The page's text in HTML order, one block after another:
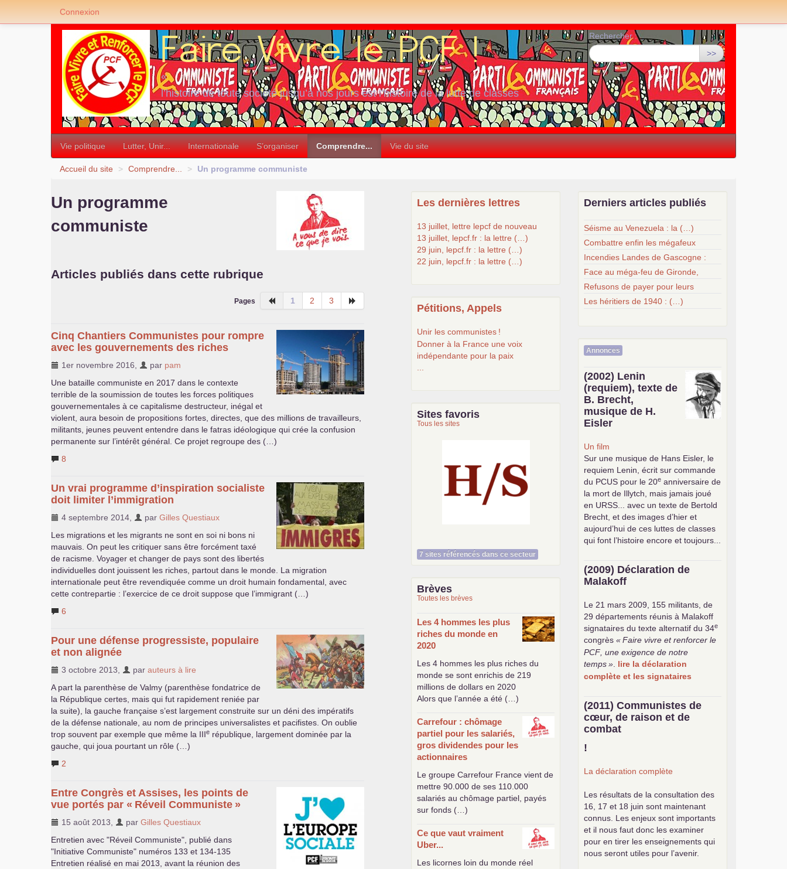
«
l’histoire de toute société jusqu’à nos jours est l’histoire de la lutte de classes
»
Rechercher :
>>
Vie politique Lutter, Unir... Internationale S’organiser Comprendre... Vie du site
Accueil du site > Comprendre... > Un programme communiste
Un programme
communiste
Articles publiés dans cette rubrique
Pages 1 2 3
Cinq Chantiers Communistes pour rompre
avec les gouvernements des riches
1er novembre 2016 par pam
Une bataille communiste en 2017 dans le contexte
terrible de la soumission de toutes les forces politiques
gouvernementales à ce capitalisme destructeur, inégal et
violent, aura besoin de propositions fortes, directes, que des millions de travailleurs,
militants, jeunes peuvent entendre dans le fatras idéologique qui crée la confusion
permanente sur l’intérêt général. Ce projet regroupe des (…)
8
Un vrai programme d’inspiration socialiste
doit limiter l’immigration
4 septembre 2014 par Gilles Questiaux
Les migrations et les migrants ne sont en soi ni bons ni
mauvais. On peut les critiquer sans être forcément taxé
de racisme. Voyager et changer de pays sont des libertés
individuelles dont jouissent les riches, partout dans le monde. La migration
internationale peut être revendiquée comme un droit humain fondamental, avec
cette contrepartie : l’exercice de ce droit suppose que l’immigrant (…)
6
Pour une défense progressiste, populaire
et non alignée
3 octobre 2013 par auteurs à lire
A part la parenthèse de Valmy (parenthèse fondatrice de
la République certes, mais qui fut rapidement reniée par
la suite), la gauche française s’est largement construite sur un déni des impératifs
de la défense nationale, au nom de principes universalistes et pacifistes. On oublie
trop souvent par exemple que même la IIIe république, largement dominée par la
gauche, qui joua pourtant un rôle (…)
2
Entre Congrès et Assises, les points de
vue portés par « Réveil Communiste »
15 août 2013 par Gilles Questiaux
Entretien avec "Réveil Communiste", publié dans
"Initiative Communiste" numéros 133 et 134-135
Entretien réalisé en mai 2013, avant la réunion des
Les dernières lettres
13 juillet, lettre lepcf de nouveau
13 juillet, lepcf.fr : la lettre (…)
29 juin, lepcf.fr : la lettre (…)
22 juin, lepcf.fr : la lettre (…)
Pétitions, Appels
Unir les communistes !
Donner à la France une voix
indépendante pour la paix
Sites favoris
Tous les sites
7 sites référencés dans ce secteur
Brèves
Toutes les brèves
Les 4 hommes les plus
riches du monde en
2020
Les 4 hommes les plus riches du
monde se sont enrichis de 219
millions de dollars en 2020
Alors que l’année a été (…)
Carrefour : chômage
partiel pour les salariés,
gros dividendes pour les
actionnaires
Le groupe Carrefour France vient de
mettre 90.000 de ses 110.000
salariés au chômage partiel, payés
sur fonds (…)
Ce que vaut vraiment
Uber...
Les licornes loin du monde réel
Derniers articles publiés
Séisme au Venezuela : la (…)
Combattre enfin les mégafeux
Incendies Landes de Gascogne :
Face au méga-feu de Gironde,
Refusons de payer pour leurs
Les héritiers de 1940 : (…)
Annonces
(2002) Lenin
(requiem), texte de
B. Brecht,
musique de H.
Eisler
Un film
Sur une musique de Hans Eisler, le
requiem Lenin, écrit sur commande
du PCUS pour le 20e anniversaire de
la mort de Illytch, mais jamais joué
en URSS ... avec un texte de Bertold
Brecht, et des images d’hier et
aujourd’hui de ces luttes de classes
qui font l’histoire encore et toujours...
(2009) Déclaration de
Malakoff
Le 21 mars 2009, 155 militants, de
29 départements réunis à Malakoff
signataires du texte alternatif du 34e
congrès «Faire vivre et renforcer le
PCF , une exigence de notre
temps» lire la déclaration
complète et les signataires
(2011) Communistes de
cœur, de raison et de
combat
!
La déclaration complète
Les résultats de la consultation des
16, 17 et 18 juin sont maintenant
connus. Les enjeux sont importants
et il nous faut donc les examiner
pour en tirer les enseignements qui
nous seront utiles pour l’avenir.
Connexion